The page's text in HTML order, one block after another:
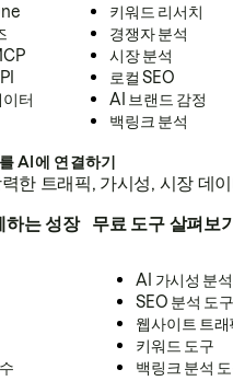
터
키워드 리서치
경쟁자 분석
시장 분석
로컬 SEO
AI 브랜드 감정
백링크 분석
AI에 연결하기
한 트래픽, 가시성, 시장 데
는 성장 무료 도구 살펴보
AI 가시성 분
SEO 분석 도구
웹사이트 트래
키워드 도구
백링크 분석